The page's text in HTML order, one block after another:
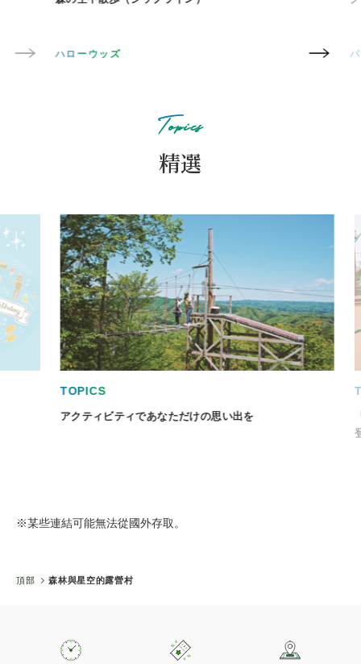
ハローウッズ パ
Topics
精選
TOPICS
アクティビティであなただけの思い出を
登
※某些連結可能無法從國外存取。
頂部 森林與星空的露營村